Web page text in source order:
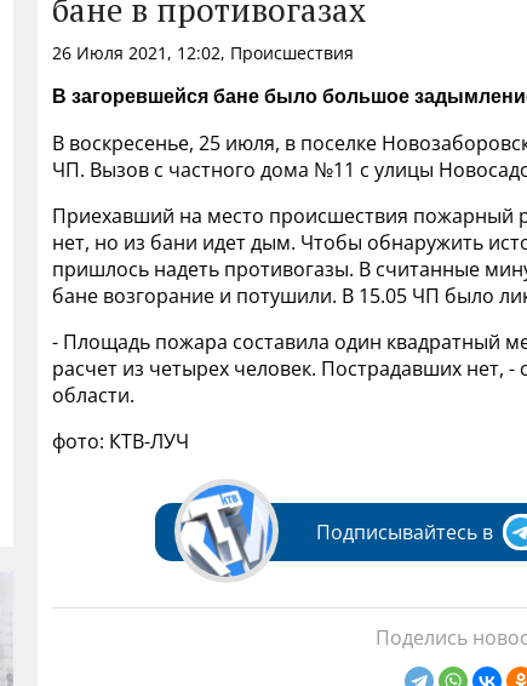
бане в противогазах
26 Июля 2021, 12:02, Происшествия
В загоревшейся бане было большое
В воскресенье, 25 июля, в поселке
ЧП. Вызов с частного дома №11 с улицы
Приехавший на место происшествия пожарный
нет, но из бани идет дым. Чтобы обнаружить
пришлось надеть противогазы. В считанные
бане возгорание и потушили. В 15.05 ЧП было
- Площадь пожара составила один квадратный
расчет из четырех человек. Пострадавших нет,
области.
фото: КТВ-ЛУЧ
Подписывайтесь в
Поделись